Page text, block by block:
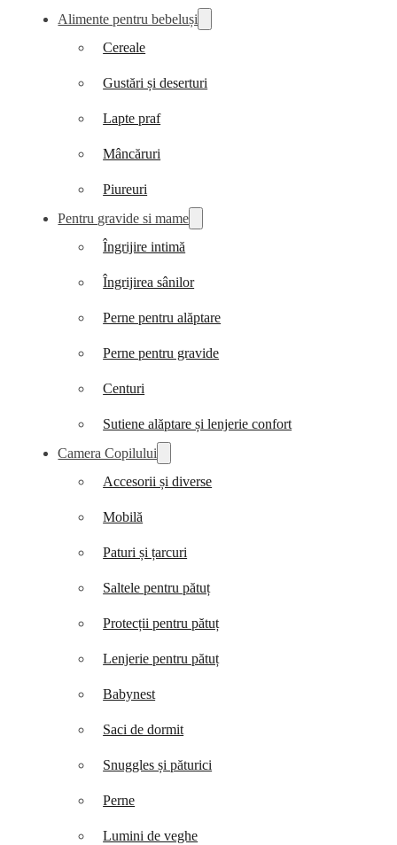
Alimente pentru bebeluși
Cereale
Gustări și deserturi
Lapte praf
Mâncăruri
Piureuri
Pentru gravide si mame
Îngrijire intimă
Îngrijirea sânilor
Perne pentru alăptare
Perne pentru gravide
Centuri
Sutiene alăptare și lenjerie confort
Camera Copilului
Accesorii și diverse
Mobilă
Paturi și țarcuri
Saltele pentru pătuț
Protecții pentru pătuț
Lenjerie pentru pătuț
Babynest
Saci de dormit
Snuggles și păturici
Perne
Lumini de veghe